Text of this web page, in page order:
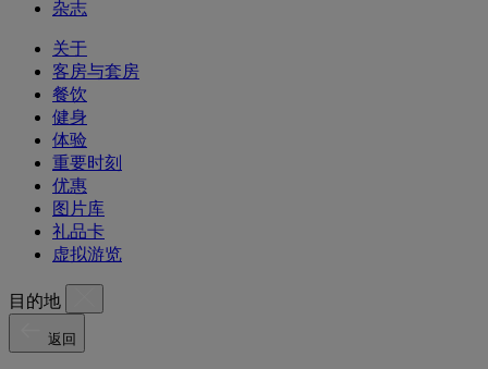
杂志
关于
客房与套房
餐饮
健身
体验
重要时刻
优惠
图片库
礼品卡
虚拟游览
目的地
返回